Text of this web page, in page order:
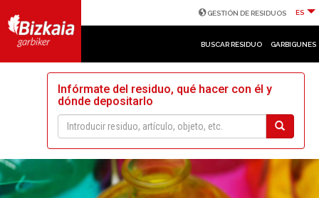
GESTIÓN DE RESIDUOS ES
BUSCAR RESIDUO GARBIGUNES
Infórmate del residuo, qué hacer con él y
dónde depositarlo